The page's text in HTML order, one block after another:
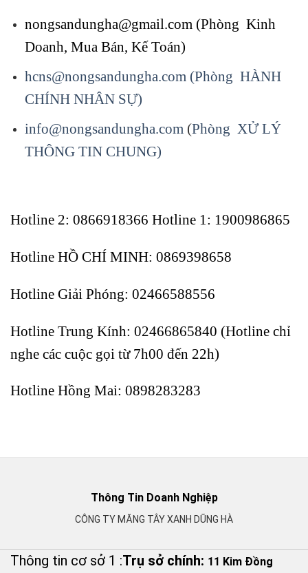
nongsandungha@gmail.com (Phòng Kinh
Doanh, Mua Bán, Kế Toán)
hcns@nongsandungha.com (Phòng HÀNH
CHÍNH NHÂN SỰ)
info@nongsandungha.com (Phòng XỬ LÝ
THÔNG TIN CHUNG)
Hotline 2: 0866918366 Hotline 1: 1900986865
Hotline HỒ CHÍ MINH: 0869398658
Hotline Giải Phóng: 02466588556
Hotline Trung Kính: 02466865840 (Hotline chỉ
nghe các cuộc gọi từ 7h00 đến 22h)
Hotline Hồng Mai: 0898283283
Thông Tin Doanh Nghiệp
CÔNG TY MĂNG TÂY XANH DŨNG HÀ
Thông tin cơ sở 1 :Trụ sở chính: 11 Kim Đồng